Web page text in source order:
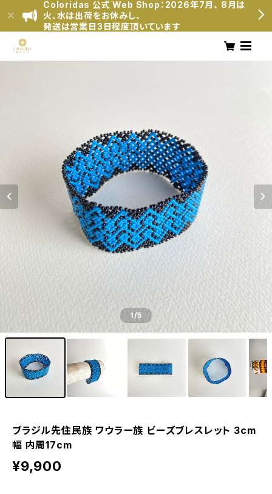
Coloridas 公式 Web Shop：2026年7月、 8月は
火、水は出荷をお休みし、
発送は営業日3日程度頂いています
1/5
ブラジル先住民族 ワウラー族 ビーズブレスレット 3cm
幅 内周17cm
¥9,900